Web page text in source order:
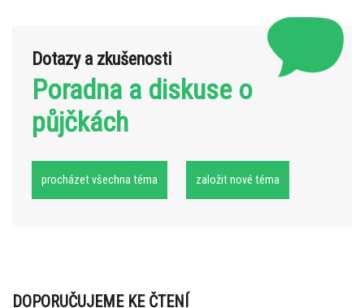
Dotazy a zkušenosti
Poradna a diskuse o
půjčkách
procházet všechna téma založit nové téma
DOPORUČUJEME KE ČTENÍ